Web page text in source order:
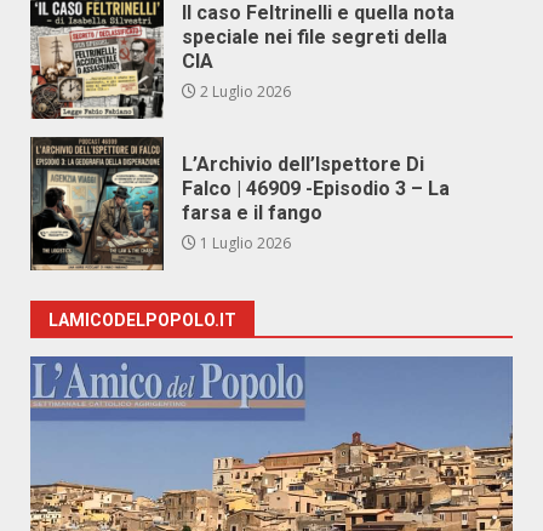
Il caso Feltrinelli e quella nota
speciale nei file segreti della
CIA
2 Luglio 2026
L’Archivio dell’Ispettore Di
Falco | 46909 -Episodio 3 – La
farsa e il fango
1 Luglio 2026
LAMICODELPOPOLO.IT